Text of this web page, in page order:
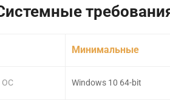
ОС
Минимальные
Windows 10 64-bit